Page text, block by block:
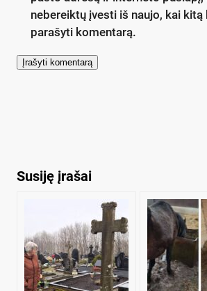
nebereiktų įvesti iš naujo, kai kitą
parašyti komentarą.
Susiję įrašai